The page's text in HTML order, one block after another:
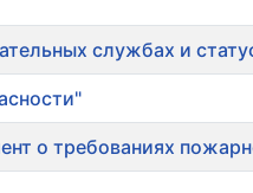
службах и
о требованиях